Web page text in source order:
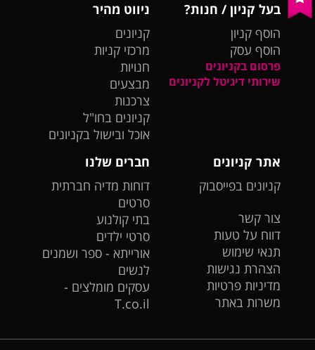
בעל קניון / חנות?
הוסף קניון
הוסף עסק
פרסום בקניונים
שירותי דיגיטל לקניונים
ניווט מהיר
קניונים
מרכזי קניות
חנויות
מבצעים
צרכנות
קניונים בחו"ל
אוכל ובישול בקניונים
אתר קניונים
קניונים בפייסבוק
צור קשר
דווח על טעות
תנאי שימוש
הצהרת נגישות
מדיניות פרטיות
משרות באתר
חברים שלנו
דוחות מדיה חברתית
סרטים
בתי קולנוע
סרטי ילדים
אורייתא - ספר ושמנים
לנשים
עסקים מומלצים -
T.co.il